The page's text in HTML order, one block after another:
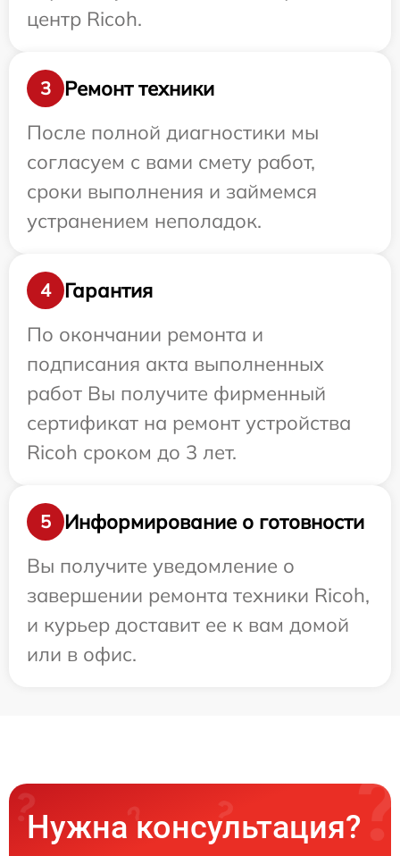
центр Ricoh.
3
Ремонт техники
После полной диагностики мы
согласуем с вами смету работ,
сроки выполнения и займемся
устранением неполадок.
4
Гарантия
По окончании ремонта и
подписания акта выполненных
работ Вы получите фирменный
сертификат на ремонт устройства
Ricoh сроком до 3 лет.
5
Информирование о готовности
Вы получите уведомление о
завершении ремонта техники Ricoh,
и курьер доставит ее к вам домой
или в офис.
Нужна консультация?